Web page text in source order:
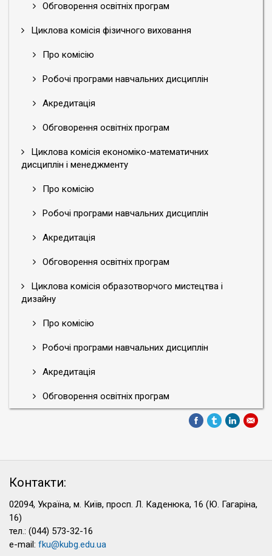
Обговорення освітніх програм
Циклова комісія фізичного виховання
Про комісію
Робочі програми навчальних дисциплін
Акредитація
Обговорення освітніх програм
Циклова комісія економіко-математичних
дисциплін і менеджменту
Про комісію
Робочі програми навчальних дисциплін
Акредитація
Обговорення освітніх програм
Циклова комісія образотворчого мистецтва і
дизайну
Про комісію
Робочі програми навчальних дисциплін
Акредитація
Обговорення освітніх програм
Контакти:
02094, Україна, м. Київ, просп. Л. Каденюка, 16 (Ю. Гагаріна,
16)
тел.: (044) 573-32-16
e-mail: fku@kubg.edu.ua